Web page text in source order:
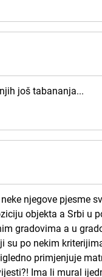
još tabananja...
njegove pjesme
objekta a Srbi u
gradovima a u
po nekim
primjenjuje
Ima li mural